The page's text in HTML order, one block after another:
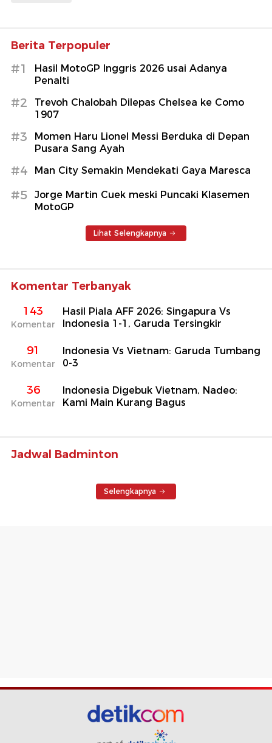
Berita Terpopuler
#1
Hasil MotoGP Inggris 2026 usai Adanya
Penalti
#2
Trevoh Chalobah Dilepas Chelsea ke Como
1907
#3
Momen Haru Lionel Messi Berduka di Depan
Pusara Sang Ayah
#4 Man City Semakin Mendekati Gaya Maresca
#5
Jorge Martin Cuek meski Puncaki Klasemen
MotoGP
Lihat Selengkapnya
Komentar Terbanyak
143
Komentar
Hasil Piala AFF 2026: Singapura Vs
Indonesia 1-1, Garuda Tersingkir
91
Komentar
Indonesia Vs Vietnam: Garuda Tumbang
0-3
36
Komentar
Indonesia Digebuk Vietnam, Nadeo:
Kami Main Kurang Bagus
Jadwal Badminton
Selengkapnya